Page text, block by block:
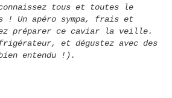
tous et toutes le
! Un apéro sympa, frais et
préparer ce caviar la veille.
et dégustez avec des
entendu !).